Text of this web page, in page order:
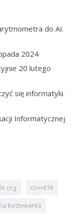
do AI.
2024
20 lutego
się informatyki.
Informatycznej
covid19
kodowania